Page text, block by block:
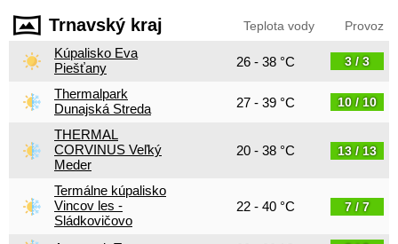
Trnavský kraj Teplota vody Provoz
Kúpalisko Eva
Piešťany
26 - 38 °C 3 / 3
Thermalpark
Dunajská Streda
27 - 39 °C 10 / 10
THERMAL
CORVINUS Veľký
Meder
20 - 38 °C 13 / 13
Termálne kúpalisko
Vincov les -
Sládkovičovo
22 - 40 °C 7 / 7